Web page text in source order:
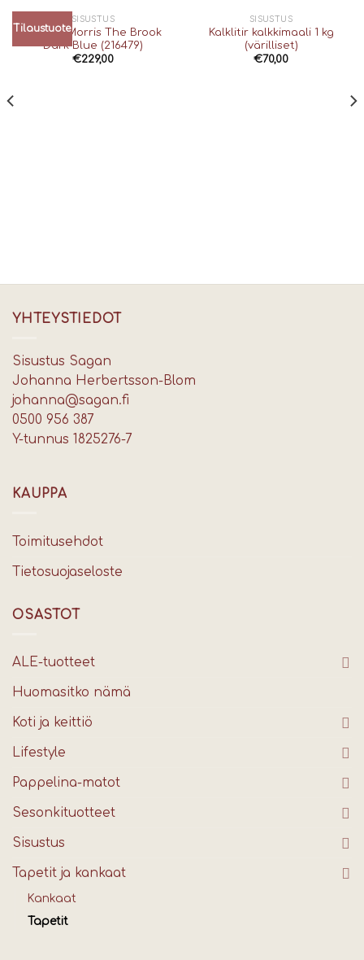
Tilaustuote
SISUSTUS
William Morris The Brook
Dark Blue (216479)
€229,00
SISUSTUS
Kalklitir kalkkimaali 1 kg
(värilliset)
€70,00
YHTEYSTIEDOT
Sisustus Sagan
Johanna Herbertsson-Blom
johanna@sagan.fi
0500 956 387
Y-tunnus 1825276-7
KAUPPA
Toimitusehdot
Tietosuojaseloste
OSASTOT
ALE-tuotteet
Huomasitko nämä
Koti ja keittiö
Lifestyle
Pappelina-matot
Sesonkituotteet
Sisustus
Tapetit ja kankaat
Kankaat
Tapetit